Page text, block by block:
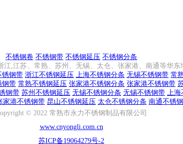
不锈钢卷 不锈钢带 不锈钢延压 不锈钢分条
江,江苏、常熟、苏州、无锡、太仓、张家港、南通等华东
锈钢带 浙江不锈钢延压 上海不锈钢分条 无锡不锈钢带 常
钢带 常熟不锈钢延压 张家港不锈钢分条 张家港不锈钢带
钢带 苏州不锈钢延压 无锡不锈钢分条 无锡不锈钢带 上海
家港不锈钢带 昆山不锈钢延压 太仓不锈钢分条 南通不锈
© 2022 常熟市永力不锈钢制品有限公司
www.cnyongli.com.cn
苏ICP备19064279号-2